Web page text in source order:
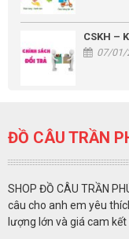
CSKH –
07/01/
ĐỒ CÂU TRẦN
SHOP ĐỒ CÂU TRẦN
câu cho anh em yêu
lượng lớn và giá cam kết